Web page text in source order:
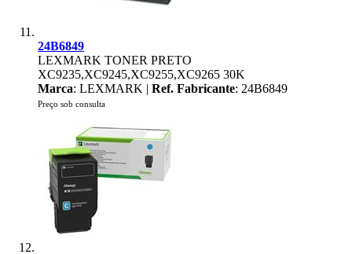
24B6849
LEXMARK TONER PRETO
XC9235,XC9245,XC9255,XC9265 30K
Marca: LEXMARK | Ref. Fabricante: 24B6849
Preço sob consulta